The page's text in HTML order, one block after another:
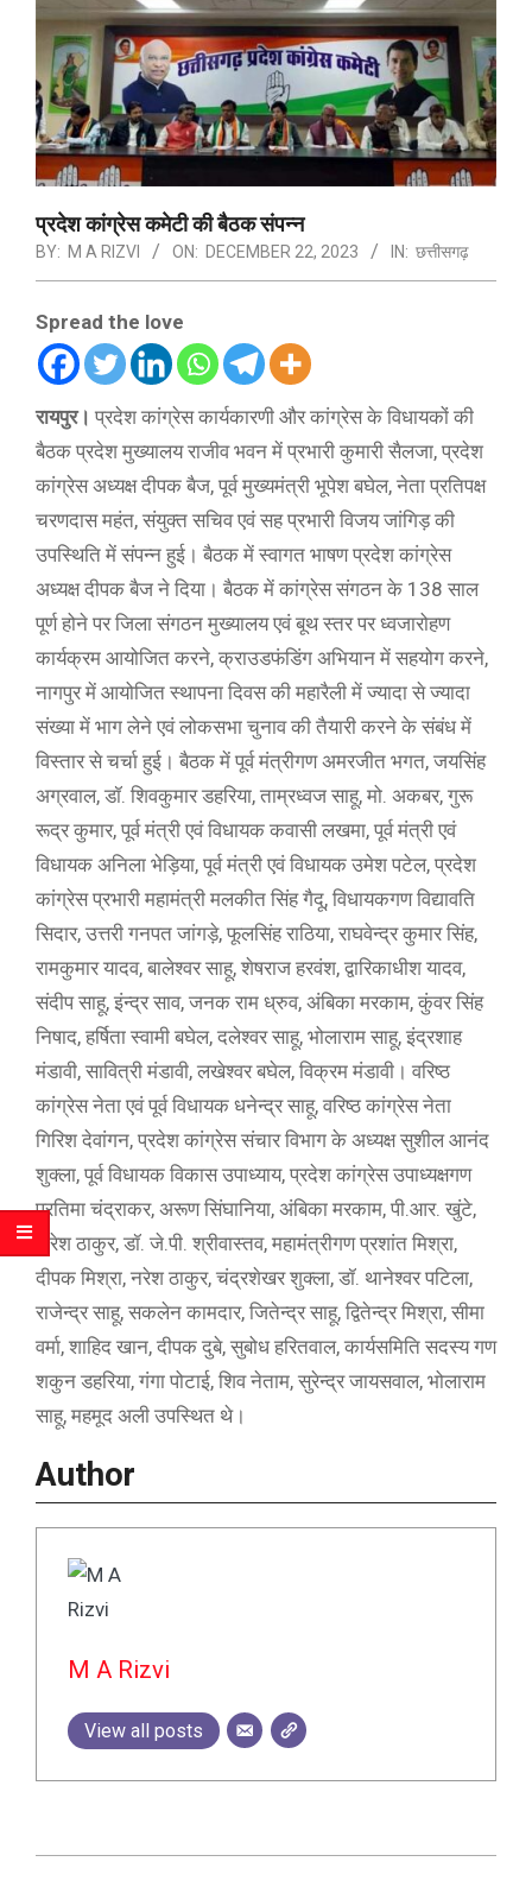
प्रदेश कांग्रेस कमेटी की बैठक संपन्न
BY: M A RIZVI ON: DECEMBER 22, 2023 IN: छत्तीसगढ़
Spread the love
रायपुर। प्रदेश कांग्रेस कार्यकारणी और कांग्रेस के विधायकों की
बैठक प्रदेश मुख्यालय राजीव भवन में प्रभारी कुमारी सैलजा, प्रदेश
कांग्रेस अध्यक्ष दीपक बैज, पूर्व मुख्यमंत्री भूपेश बघेल, नेता प्रतिपक्ष
चरणदास महंत, संयुक्त सचिव एवं सह प्रभारी विजय जांगिड़ की
उपस्थिति में संपन्न हुई। बैठक में स्वागत भाषण प्रदेश कांग्रेस
अध्यक्ष दीपक बैज ने दिया। बैठक में कांग्रेस संगठन के 138 साल
पूर्ण होने पर जिला संगठन मुख्यालय एवं बूथ स्तर पर ध्वजारोहण
कार्यक्रम आयोजित करने, क्राउडफंडिंग अभियान में सहयोग करने,
नागपुर में आयोजित स्थापना दिवस की महारैली में ज्यादा से ज्यादा
संख्या में भाग लेने एवं लोकसभा चुनाव की तैयारी करने के संबंध में
विस्तार से चर्चा हुई। बैठक में पूर्व मंत्रीगण अमरजीत भगत, जयसिंह
अग्रवाल, डॉ. शिवकुमार डहरिया, ताम्रध्वज साहू, मो. अकबर, गुरू
रूद्र कुमार, पूर्व मंत्री एवं विधायक कवासी लखमा, पूर्व मंत्री एवं
विधायक अनिला भेड़िया, पूर्व मंत्री एवं विधायक उमेश पटेल, प्रदेश
कांग्रेस प्रभारी महामंत्री मलकीत सिंह गैदू, विधायकगण विद्यावति
सिदार, उत्तरी गनपत जांगड़े, फूलसिंह राठिया, राघवेन्द्र कुमार सिंह,
रामकुमार यादव, बालेश्वर साहू, शेषराज हरवंश, द्वारिकाधीश यादव,
संदीप साहू, इंन्द्र साव, जनक राम ध्रुव, अंबिका मरकाम, कुंवर सिंह
निषाद, हर्षिता स्वामी बघेल, दलेश्वर साहू, भोलाराम साहू, इंद्रशाह
मंडावी, सावित्री मंडावी, लखेश्वर बघेल, विक्रम मंडावी। वरिष्ठ
कांग्रेस नेता एवं पूर्व विधायक धनेन्द्र साहू, वरिष्ठ कांग्रेस नेता
गिरिश देवांगन, प्रदेश कांग्रेस संचार विभाग के अध्यक्ष सुशील आनंद
शुक्ला, पूर्व विधायक विकास उपाध्याय, प्रदेश कांग्रेस उपाध्यक्षगण
प्रतिमा चंद्राकर, अरूण सिंघानिया, अंबिका मरकाम, पी.आर. खुंटे,
बीरेश ठाकुर, डॉ. जे.पी. श्रीवास्तव, महामंत्रीगण प्रशांत मिश्रा,
दीपक मिश्रा, नरेश ठाकुर, चंद्रशेखर शुक्ला, डॉ. थानेश्वर पटिला,
राजेन्द्र साहू, सकलेन कामदार, जितेन्द्र साहू, द्वितेन्द्र मिश्रा, सीमा
वर्मा, शाहिद खान, दीपक दुबे, सुबोध हरितवाल, कार्यसमिति सदस्य गण
शकुन डहरिया, गंगा पोटाई, शिव नेताम, सुरेन्द्र जायसवाल, भोलाराम
साहू, महमूद अली उपस्थित थे।
Author
M A Rizvi
View all posts